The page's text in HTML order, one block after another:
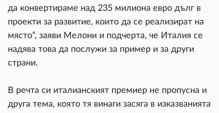
да конвертираме над 235 милиона евро дълг в
проекти за развитие, които да се реализират на
място“, заяви Мелони и подчерта, че Италия се
надява това да послужи за пример и за други
страни.
В речта си италианският премиер не пропусна и
друга тема, която тя винаги засяга в изказванията